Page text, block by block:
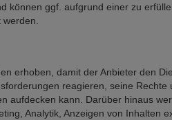
können ggf. aufgrund einer zu
werden.
erhoben, damit der Anbieter den
reagieren, seine
aufdecken kann. Darüber hinaus
Analytik, Anzeigen von Inhalten